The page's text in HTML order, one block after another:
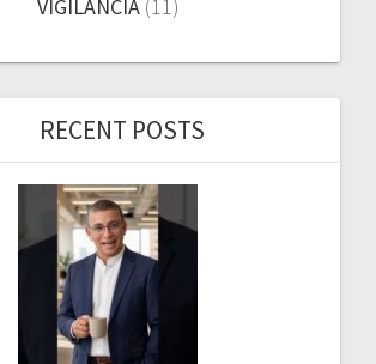
VIGILANCIA(11)
RECENT POSTS